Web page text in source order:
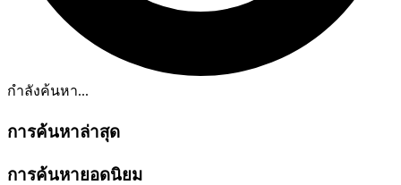
กำลังค้นหา...
การค้นหาล่าสุด
การค้นหายอดนิยม